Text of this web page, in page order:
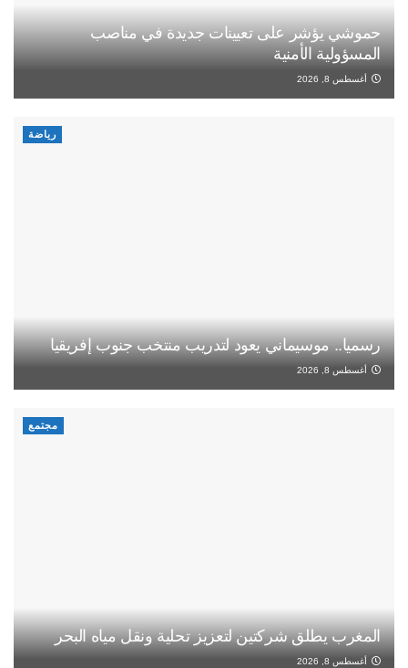
حموشي يؤشر على تعيينات جديدة في مناصب
المسؤولية الأمنية
أغسطس 8, 2026
رياضة
رسميا.. موسيماني يعود لتدريب منتخب جنوب إفريقيا
أغسطس 8, 2026
مجتمع
المغرب يطلق شركتين لتعزيز تحلية ونقل مياه البحر
أغسطس 8, 2026